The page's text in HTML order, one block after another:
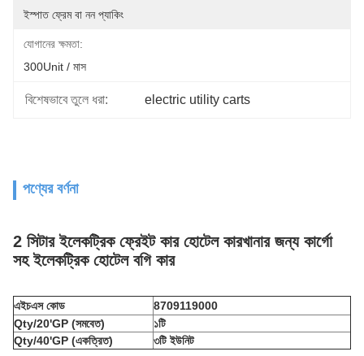
ইস্পাত ফ্রেম বা নন প্যাকিং
যোগানের ক্ষমতা:
300Unit / মাস
বিশেষভাবে তুলে ধরা: electric utility carts
পণ্যের বর্ণনা
2 সিটার ইলেকট্রিক ফ্রেইট কার হোটেল কারখানার জন্য কার্গো
সহ ইলেকট্রিক হোটেল বগি কার
এইচএস কোড
8709119000
Qty/20'GP (সমবেত)
১টি
Qty/40'GP (একত্রিত)
৩টি ইউনিট